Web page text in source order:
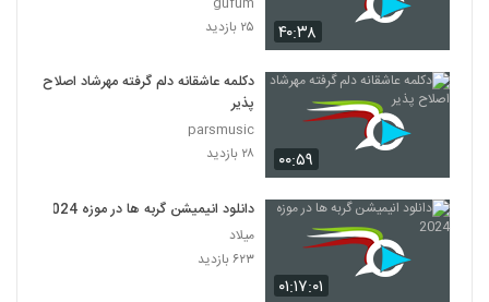
۴۰:۳۸
۲۵ بازدید
۰۰:۵۹
دکلمه عاشقانه دلم گرفته مهرشاد اصلاح
پذیر
parsmusic
۲۸ بازدید
۰۱:۱۷:۰۱
دانلود انیمیشن گربه ها در موزه 2024
میلاد
۶۲۳ بازدید